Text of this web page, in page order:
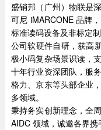
盛销邦（广州）物联是
可尼 iMARCONE 品牌
标准读码设备及非标定制
公司软硬件自研，获高
极小码复杂场景识读，
十年行业资深团队，服
格力、京东等头部企业
多领域。
秉持务实创新理念，全
AIDC 领域，诚邀各界携